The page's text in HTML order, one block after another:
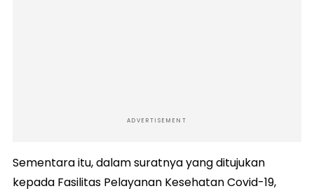
ADVERTISEMENT
Sementara itu, dalam suratnya yang ditujukan
kepada Fasilitas Pelayanan Kesehatan Covid-19,